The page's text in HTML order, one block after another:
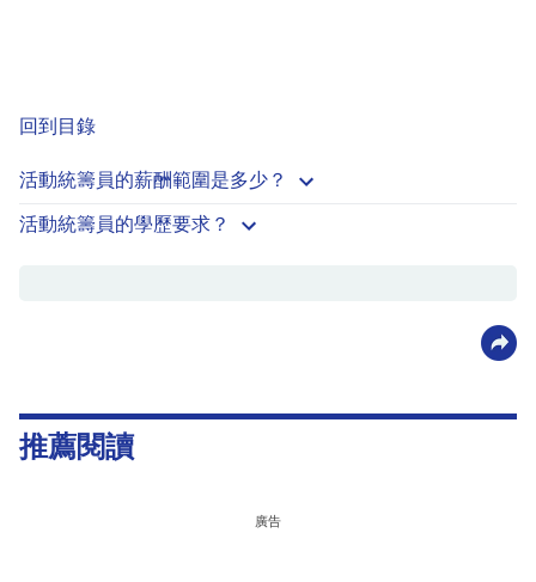
回到目錄
活動統籌員的薪酬範圍是多少？
活動統籌員的學歷要求？
推薦閱讀
廣告